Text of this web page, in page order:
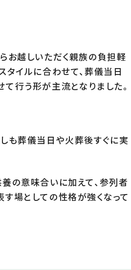
お越しいただく親族の負担軽
タイルに合わせて、葬儀当日
行う形が主流となりました。
も葬儀当日や火葬後すぐに実
の意味合いに加えて、参列者
場としての性格が強くなって